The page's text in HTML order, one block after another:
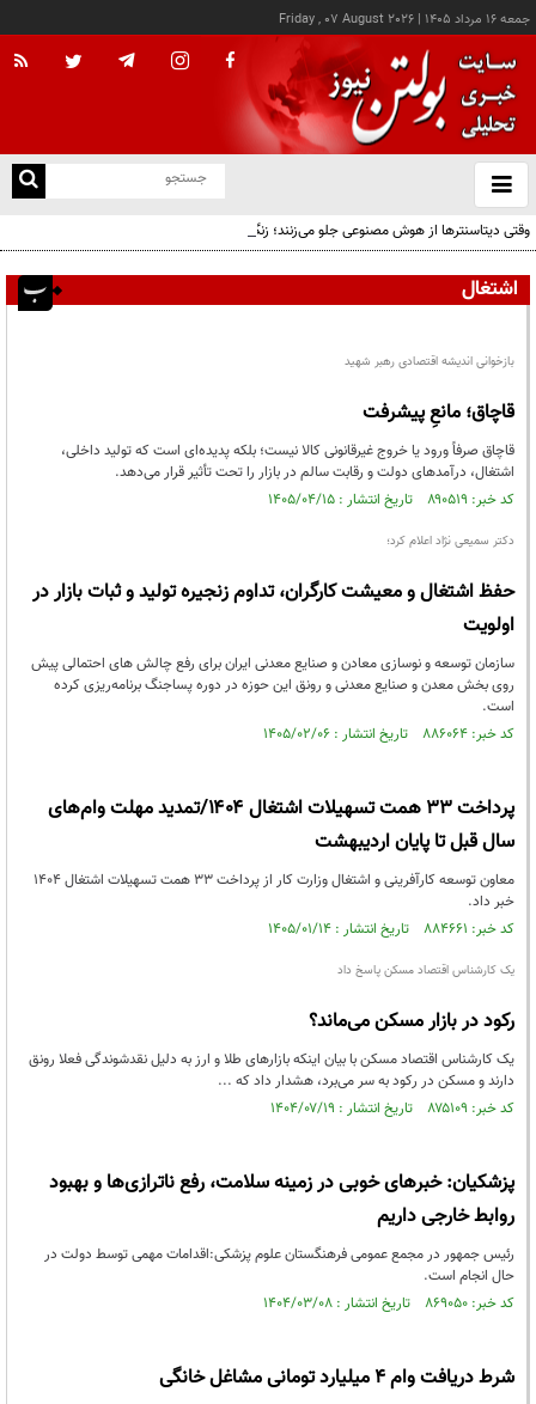
جمعه ۱۶ مرداد ۱۴۰۵ |
Friday , 07 August 2026
باز
و
وقتی دیتاسنترها از هوش مصنوعی جلو می‌زنند؛ زنگ خطر برای اقتصاد AI
اشتغال
بازخوانی اندیشه اقتصادی رهبر شهید
قاچاق؛ مانعِ پیشرفت
قاچاق صرفاً ورود یا خروج غیرقانونی کالا نیست؛ بلکه پدیده‌ای است که تولید داخلی،
اشتغال، درآمدهای دولت و رقابت سالم در بازار را تحت تأثیر قرار می‌دهد.
کد خبر: ۸۹۰۵۱۹ تاریخ انتشار : ۱۴۰۵/۰۴/۱۵
دکتر سمیعی نژاد اعلام کرد؛
حفظ اشتغال و معیشت کارگران، تداوم زنجیره تولید و ثبات بازار در
اولویت
سازمان توسعه و نوسازی معادن و صنایع معدنی ایران برای رفع چالش های احتمالی پیش
روی بخش معدن و صنایع معدنی و رونق این حوزه در دوره پساجنگ برنامه‌ریزی کرده
است.
کد خبر: ۸۸۶۰۶۴ تاریخ انتشار : ۱۴۰۵/۰۲/۰۶
پرداخت ۳۳ همت تسهیلات اشتغال ۱۴۰۴/تمدید مهلت وام‌های
سال قبل تا پایان اردیبهشت
معاون توسعه کارآفرینی و اشتغال وزارت کار از پرداخت ۳۳ همت تسهیلات اشتغال ۱۴۰۴
خبر داد.
کد خبر: ۸۸۴۶۶۱ تاریخ انتشار : ۱۴۰۵/۰۱/۱۴
یک کارشناس اقتصاد مسکن پاسخ داد
رکود در بازار مسکن می‌ماند؟
یک کارشناس اقتصاد مسکن با بیان اینکه بازارهای طلا و ارز به دلیل نقدشوندگی فعلا رونق
دارند و مسکن در رکود به سر می‌برد، هشدار داد که ...
کد خبر: ۸۷۵۱۰۹ تاریخ انتشار : ۱۴۰۴/۰۷/۱۹
پزشکیان: خبرهای خوبی در زمینه سلامت، رفع ناترازی‌ها و بهبود
روابط خارجی داریم
رئیس جمهور در مجمع عمومی فرهنگستان علوم پزشکی:اقدامات مهمی توسط دولت در
حال انجام است.
کد خبر: ۸۶۹۰۵۰ تاریخ انتشار : ۱۴۰۴/۰۳/۰۸
شرط دریافت وام ۴ میلیارد تومانی مشاغل خانگی